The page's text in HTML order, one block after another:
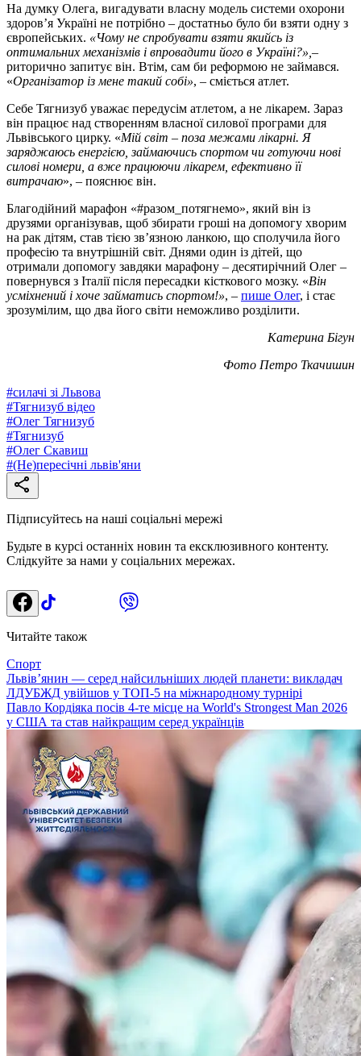
На думку Олега, вигадувати власну модель системи охорони
здоров’я Україні не потрібно – достатньо було би взяти одну з
європейських. «Чому не спробувати взяти якийсь із
оптимальних механізмів і впровадити його в Україні?», –
риторично запитує він. Втім, сам би реформою не займався.
«Організатор із мене такий собі», – сміється атлет.
Себе Тягнизуб уважає передусім атлетом, а не лікарем. Зараз
він працює над створенням власної силової програми для
Львівського цирку. «Мій світ – поза межами лікарні. Я
заряджаюсь енергією, займаючись спортом чи готуючи нові
силові номери, а вже працюючи лікарем, ефективно її
витрачаю», – пояснює він.
Благодійний марафон «#разом_потягнемо», який він із
друзями організував, щоб збирати гроші на допомогу хворим
на рак дітям, став тією зв’язною ланкою, що сполучила його
професію та внутрішній світ. Днями один із дітей, що
отримали допомогу завдяки марафону – десятирічний Олег –
повернувся з Італії після пересадки кісткового мозку. «Він
усміхнений і хоче займатись спортом!», – пише Олег, і стає
зрозумілим, що два його світи неможливо розділити.
Катерина Бігун
Фото Петро Ткачишин
#силачі зі Львова
#Тягнизуб відео
#Олег Тягнизуб
#Тягнизуб
#Олег Скавиш
#(Не)пересічні львів'яни
Підписуйтесь на наші соціальні мережі
Будьте в курсі останніх новин та ексклюзивного контенту.
Слідкуйте за нами у соціальних мережах.
Читайте також
Спорт
Львів’янин — серед найсильніших людей планети: викладач
ЛДУБЖД увійшов у ТОП-5 на міжнародному турнірі
Павло Кордіяка посів 4-те місце на World's Strongest Man 2026
у США та став найкращим серед українців